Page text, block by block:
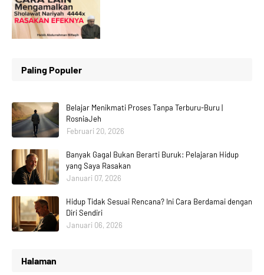
Paling Populer
Belajar Menikmati Proses Tanpa Terburu-Buru |
RosniaJeh
Februari 20, 2026
Banyak Gagal Bukan Berarti Buruk: Pelajaran Hidup
yang Saya Rasakan
Januari 07, 2026
Hidup Tidak Sesuai Rencana? Ini Cara Berdamai dengan
Diri Sendiri
Januari 06, 2026
Halaman